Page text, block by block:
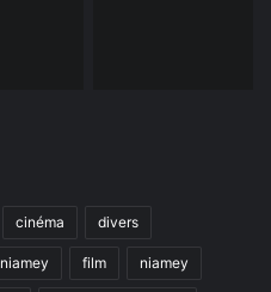
cinéma divers
film niamey